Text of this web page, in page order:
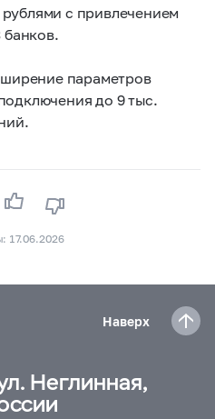
с привлечением
банков.
параметров
до 9 тыс.
17.06.2026
Наверх
Неглинная,